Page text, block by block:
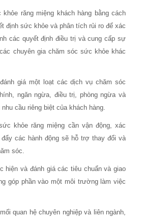
răng miệng khách hàng bằng cách
định sức khỏe và phân tích rủi ro để xác
các quyết định điều trị và cung cấp sự
chuyên gia chăm sóc sức khỏe khác
giá một loạt các dịch vụ chăm sóc
ngăn ngừa, điều trị, phòng ngừa và
cầu riêng biệt của khách hàng.
khỏe răng miệng cần vận động, xác
các hành động sẽ hỗ trợ thay đổi và
sóc.
hiện và đánh giá các tiêu chuẩn và giao
góp phần vào một môi trường làm việc
quan hệ chuyên nghiệp và liên ngành,